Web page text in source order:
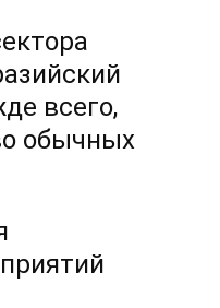
всего,
обычных